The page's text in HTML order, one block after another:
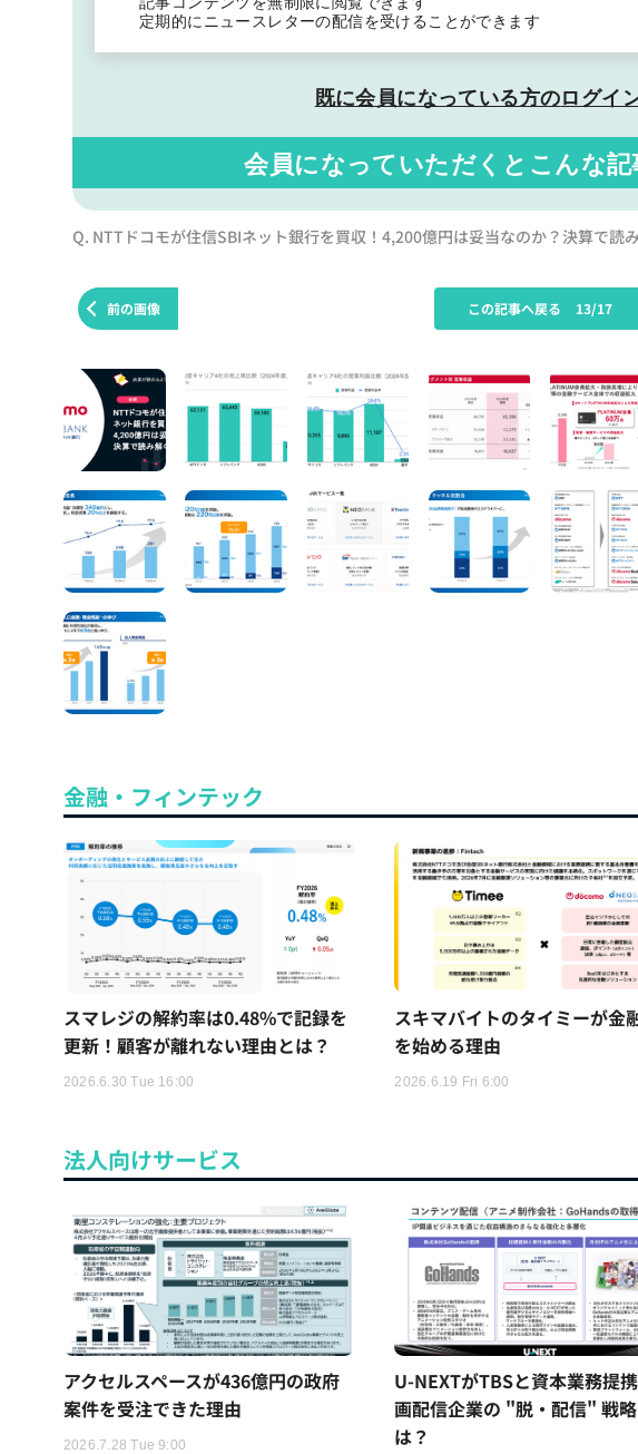
定期的にニュースレターの配信を受けることができます
既に会員になっている方のログイ
会員になっていただくと こんな
Q. NTTドコモが住信SBIネット銀行を買収！4,200億円は妥当なのか？決算で読
前の画像 この記事へ戻る 13/17
金融・フィンテック
スマレジの解約率は0.48%で記録を
更新！顧客が離れない理由とは？
2026.6.30 Tue 16:00
スキマバイトのタイミーが金
を始める理由
2026.6.19 Fri 6:00
法人向けサービス
アクセルスペースが436億円の政府
案件を受注できた理由
2026.7.28 Tue 9:00
U-NEXTがTBSと資本業務提
画配信企業の "脱・配信" 戦
は？